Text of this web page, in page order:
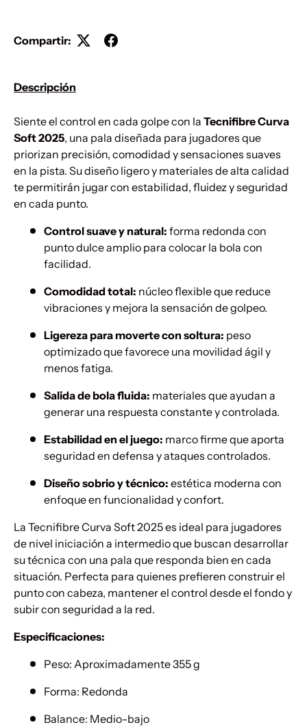
Compartir:
Descripción
Siente el control en cada golpe con la Tecnifibre Curva
Soft 2025, una pala diseñada para jugadores que
priorizan precisión, comodidad y sensaciones suaves
en la pista. Su diseño ligero y materiales de alta calidad
te permitirán jugar con estabilidad, fluidez y seguridad
en cada punto.
Control suave y natural: forma redonda con
punto dulce amplio para colocar la bola con
facilidad.
Comodidad total: núcleo flexible que reduce
vibraciones y mejora la sensación de golpeo.
Ligereza para moverte con soltura: peso
optimizado que favorece una movilidad ágil y
menos fatiga.
Salida de bola fluida: materiales que ayudan a
generar una respuesta constante y controlada.
Estabilidad en el juego: marco firme que aporta
seguridad en defensa y ataques controlados.
Diseño sobrio y técnico: estética moderna con
enfoque en funcionalidad y confort.
La Tecnifibre Curva Soft 2025 es ideal para jugadores
de nivel iniciación a intermedio que buscan desarrollar
su técnica con una pala que responda bien en cada
situación. Perfecta para quienes prefieren construir el
punto con cabeza, mantener el control desde el fondo y
subir con seguridad a la red.
Especificaciones:
Peso: Aproximadamente 355 g
Forma: Redonda
Balance: Medio-bajo